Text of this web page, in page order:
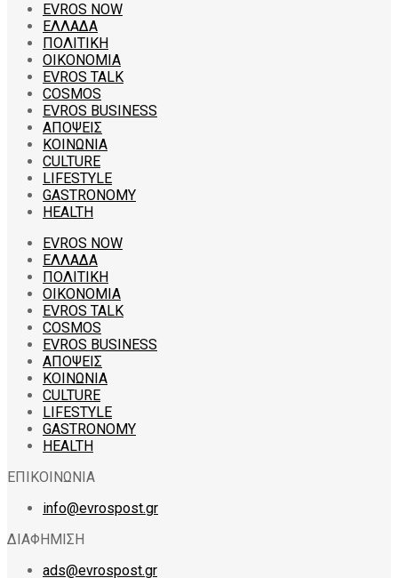
EVROS NOW
ΕΛΛΑΔΑ
ΠΟΛΙΤΙΚΗ
ΟΙΚΟΝΟΜΙΑ
EVROS TALK
COSMOS
EVROS BUSINESS
ΑΠΟΨΕΙΣ
ΚΟΙΝΩΝΙΑ
CULTURE
LIFESTYLE
GASTRONOMY
HEALTH
EVROS NOW
ΕΛΛΑΔΑ
ΠΟΛΙΤΙΚΗ
ΟΙΚΟΝΟΜΙΑ
EVROS TALK
COSMOS
EVROS BUSINESS
ΑΠΟΨΕΙΣ
ΚΟΙΝΩΝΙΑ
CULTURE
LIFESTYLE
GASTRONOMY
HEALTH
ΕΠΙΚΟΙΝΩΝΙΑ
info@evrospost.gr
ΔΙΑΦΗΜΙΣΗ
ads@evrospost.gr